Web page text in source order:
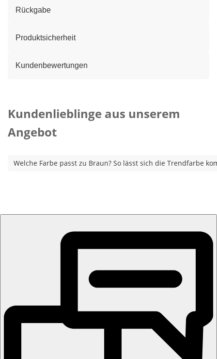
Rückgabe
Produktsicherheit
Kundenbewertungen
Kundenlieblinge aus unserem
Angebot
Welche Farbe passt zu Braun? So lässt sich die Trendfarbe